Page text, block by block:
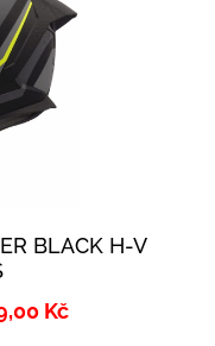
BLACK H-V
Kč